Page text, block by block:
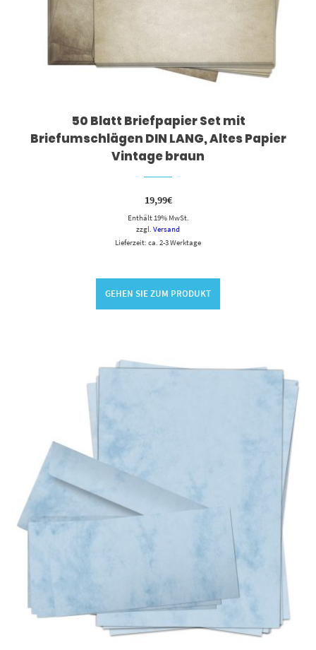
50 Blatt Briefpapier Set mit
Briefumschlägen DIN LANG, Altes Papier
Vintage braun
19,99€
Enthält 19% MwSt.
zzgl. Versand
Lieferzeit: ca. 2-3 Werktage
GEHEN SIE ZUM PRODUKT